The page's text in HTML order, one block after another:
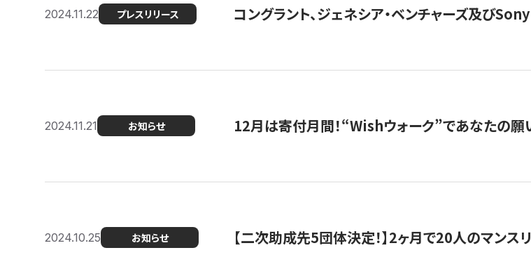
2024.11.22 プレスリリース コングラント、ジェネシア・ベンチャーズ及び
2024.11.21 お知らせ 12月は寄付月間！“Wishウォーク”であなたの願
2024.10.25 お知らせ 【二次助成先5団体決定！】2ヶ月で20人のマン